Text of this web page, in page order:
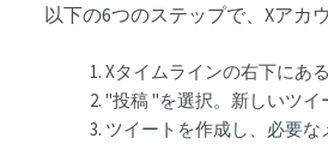
以下の6つのステップで、Xアカ
Xタイムラインの右下にあ
"投稿 "を選択。新しいツイ
ツイートを作成し、必要な